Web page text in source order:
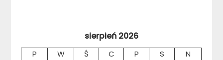
sierpień 2026
P W Ś C P S
N